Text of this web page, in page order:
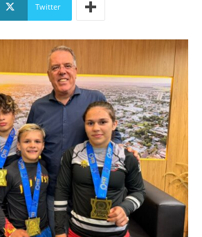
Twitter